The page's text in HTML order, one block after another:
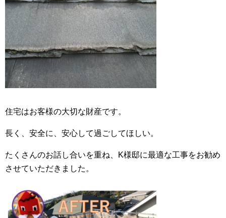
住宅はお客様の大切な財産です。
長く、安全に、安心して過ごしてほしい。
たくさんのお話し合いを重ね、K様邸に最適な工事をお勧め
させていただきました。